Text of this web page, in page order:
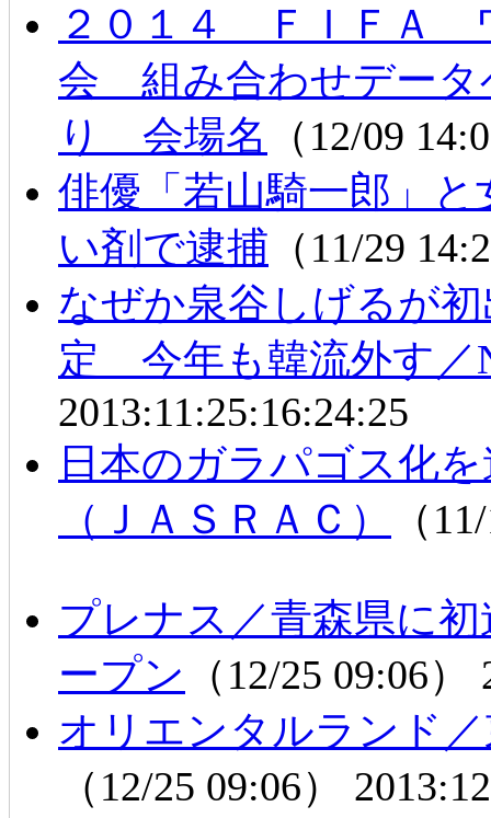
２０１４ ＦＩＦＡ
会 組み合わせデー
り 会場名
（12/09
俳優「若山騎一郎」
い剤で逮捕 （11/29
なぜか泉谷しげるが
定 今年も韓流外す
2013:11:25:16:24:25
日本のガラパゴス化
（ＪＡＳＲＡＣ）
（
プレナス／青森県に
ープン （12/25 09:06）
オリエンタルランド
（12/25 09:06）